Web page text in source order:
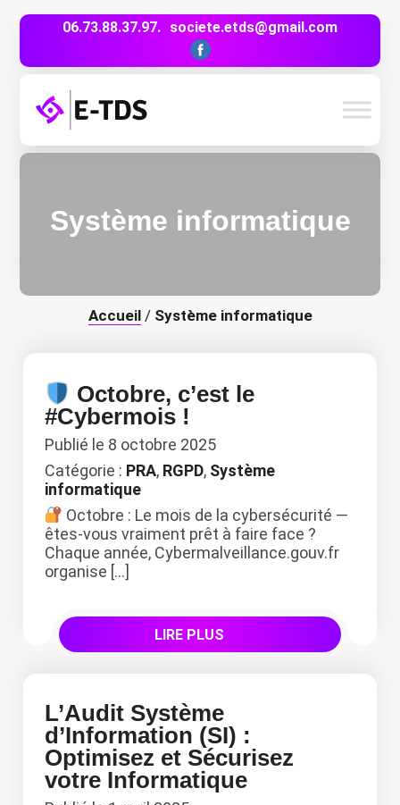
06.73.88.37.97. societe.etds@gmail.com
Système informatique
Accueil/ Système informatique
Octobre, c’est le
#Cybermois !
Publié le 8 octobre 2025
Catégorie : PRA, RGPD, Système
informatique
Octobre : Le mois de la cybersécurité —
êtes-vous vraiment prêt à faire face ?
Chaque année, Cybermalveillance.gouv.fr
organise […]
LIRE PLUS
L’Audit Système
d’Information (SI) :
Optimisez et Sécurisez
votre Informatique